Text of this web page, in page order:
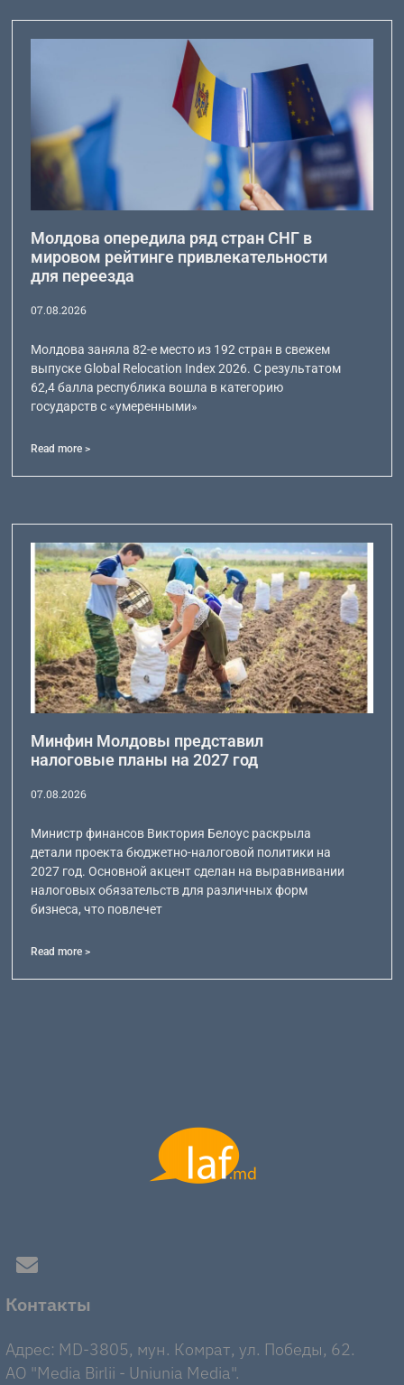
Молдова опередила ряд стран СНГ в
мировом рейтинге привлекательности
для переезда
07.08.2026
Молдова заняла 82-е место из 192 стран в свежем
выпуске Global Relocation Index 2026. С результатом
62,4 балла республика вошла в категорию
государств с «умеренными»
Read more >
Минфин Молдовы представил
налоговые планы на 2027 год
07.08.2026
Министр финансов Виктория Белоус раскрыла
детали проекта бюджетно-налоговой политики на
2027 год. Основной акцент сделан на выравнивании
налоговых обязательств для различных форм
бизнеса, что повлечет
Read more >
Контакты
Адрес: MD-3805, мун. Комрат, ул. Победы, 62.
AO "Media Birlii - Uniunia Media".